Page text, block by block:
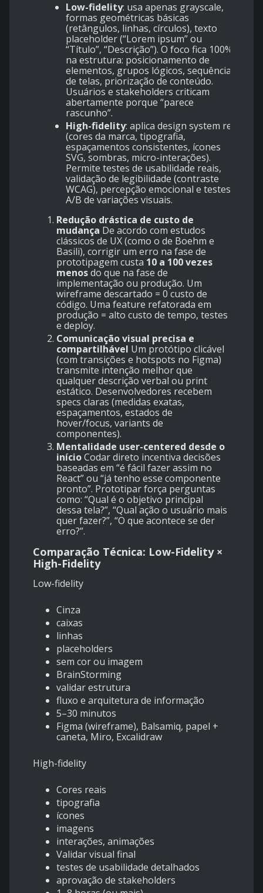
Low-fidelity: usa apenas grayscale,
formas geométricas básicas
(retângulos, linhas, círculos), texto
placeholder (“Lorem ipsum” ou
“Título”, “Descrição”). O foco fica 100%
na estrutura: posicionamento de
elementos, grupos lógicos, sequência
de telas, priorização de conteúdo.
Usuários e stakeholders criticam
abertamente porque “parece
rascunho”.
High-fidelity: aplica design system real
(cores da marca, tipografia,
espaçamentos consistentes, ícones
SVG, sombras, micro-interações).
Permite testes de usabilidade reais,
validação de legibilidade (contraste
WCAG), percepção emocional e testes
A/B de variações visuais.
Redução drástica de custo de
mudança De acordo com estudos
clássicos de UX (como o de Boehm e
Basili), corrigir um erro na fase de
prototipagem custa 10 a 100 vezes
menosdo que na fase de
implementação ou produção. Um
wireframe descartado = 0 custo de
código. Uma feature refatorada em
produção = alto custo de tempo, testes
e deploy.
Comunicação visual precisa e
compartilhável Um protótipo clicável
(com transições e hotspots no Figma)
transmite intenção melhor que
qualquer descrição verbal ou print
estático. Desenvolvedores recebem
specs claras (medidas exatas,
espaçamentos, estados de
hover/focus, variants de
componentes).
Mentalidade user-centered desde o
inícioCodar direto incentiva decisões
baseadas em “é fácil fazer assim no
React” ou “já tenho esse componente
pronto”. Prototipar força perguntas
como: “Qual é o objetivo principal
dessa tela?”, “Qual ação o usuário mais
quer fazer?”, “O que acontece se der
erro?”.
Comparação Técnica: Low-Fidelity ×
High-Fidelity
Low-fidelity
Cinza
caixas
linhas
placeholders
sem cor ou imagem
BrainStorming
validar estrutura
fluxo e arquitetura de informação
5–30 minutos
Figma (wireframe), Balsamiq, papel +
caneta, Miro, Excalidraw
High-fidelity
Cores reais
tipografia
ícones
imagens
interações, animações
Validar visual final
testes de usabilidade detalhados
aprovação de stakeholders